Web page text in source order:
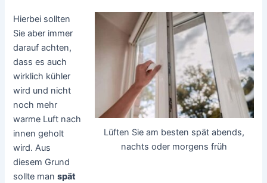
Lüften Sie am besten spät abends,
nachts oder morgens früh
Hierbei sollten
Sie aber immer
darauf achten,
dass es auch
wirklich kühler
wird und nicht
noch mehr
warme Luft nach
innen geholt
wird. Aus
diesem Grund
sollte manspät